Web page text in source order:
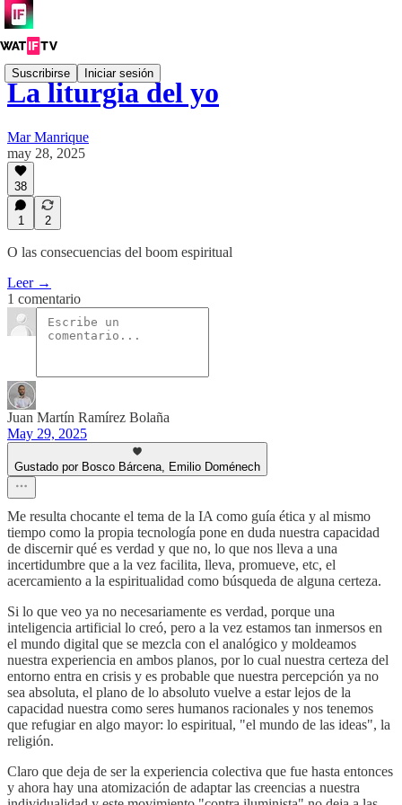
Suscribirse Iniciar sesión
La liturgia del yo
Mar Manrique
may 28, 2025
38
1 2
O las consecuencias del boom espiritual
Leer →
1 comentario
Juan Martín Ramírez Bolaña
May 29, 2025
Gustado por Bosco Bárcena, Emilio Doménech
Me resulta chocante el tema de la IA como guía ética y al mismo
tiempo como la propia tecnología pone en duda nuestra capacidad
de discernir qué es verdad y que no, lo que nos lleva a una
incertidumbre que a la vez facilita, lleva, promueve, etc, el
acercamiento a la espiritualidad como búsqueda de alguna certeza.
Si lo que veo ya no necesariamente es verdad, porque una
inteligencia artificial lo creó, pero a la vez estamos tan inmersos en
el mundo digital que se mezcla con el analógico y moldeamos
nuestra experiencia en ambos planos, por lo cual nuestra certeza del
entorno entra en crisis y es probable que nuestra percepción ya no
sea absoluta, el plano de lo absoluto vuelve a estar lejos de la
capacidad nuestra como seres humanos racionales y nos tenemos
que refugiar en algo mayor: lo espiritual, "el mundo de las ideas", la
religión.
Claro que deja de ser la experiencia colectiva que fue hasta entonces
y ahora hay una atomización de adaptar las creencias a nuestra